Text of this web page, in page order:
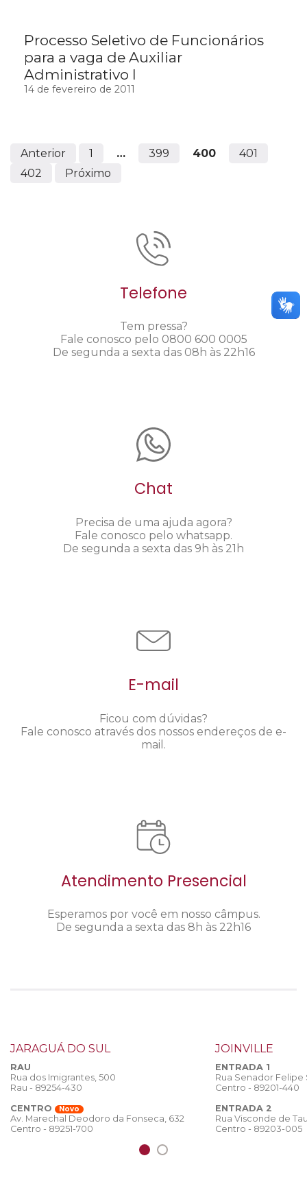
Processo Seletivo de Funcionários
para a vaga de Auxiliar
Administrativo I
14 de fevereiro de 2011
Anterior 1 … 399 400
401
402
Próximo
Telefone
Tem pressa?
Fale conosco pelo 0800 600 0005
De segunda a sexta das 08h às 22h16
Chat
Precisa de uma ajuda agora?
Fale conosco pelo whatsapp.
De segunda a sexta das 9h às 21h
E-mail
Ficou com dúvidas?
Fale conosco através dos nossos endereços de e-
mail.
Atendimento Presencial
Esperamos por você em nosso câmpus.
De segunda a sexta das 8h às 22h16
JARAGUÁ DO SUL
RAU
Rua dos Imigrantes, 500
Rau - 89254-430
CENTRO
Novo
Av. Marechal Deodoro da Fonseca, 632
Centro - 89251-700
JOINVILLE
ENTRADA 1
Rua Senador
Centro - 89201-440
ENTRADA 2
Rua Visconde de
Centro - 89203-005